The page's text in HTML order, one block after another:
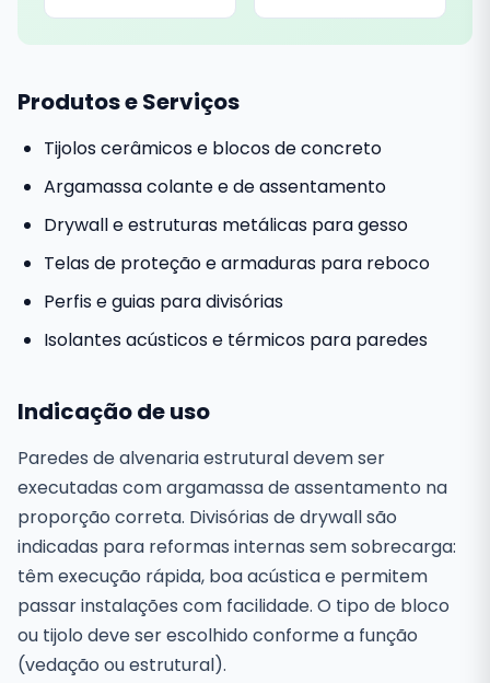
Produtos e Serviços
Tijolos cerâmicos e blocos de concreto
Argamassa colante e de assentamento
Drywall e estruturas metálicas para gesso
Telas de proteção e armaduras para reboco
Perfis e guias para divisórias
Isolantes acústicos e térmicos para paredes
Indicação de uso
Paredes de alvenaria estrutural devem ser
executadas com argamassa de assentamento na
proporção correta. Divisórias de drywall são
indicadas para reformas internas sem sobrecarga:
têm execução rápida, boa acústica e permitem
passar instalações com facilidade. O tipo de bloco
ou tijolo deve ser escolhido conforme a função
(vedação ou estrutural).